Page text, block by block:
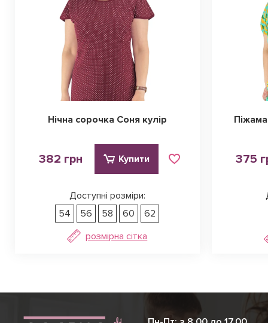
Нічна сорочка Соня кулір
382 грн Купити
Доступні розміри:
54
56 58 60
62
розмірна сітка
375